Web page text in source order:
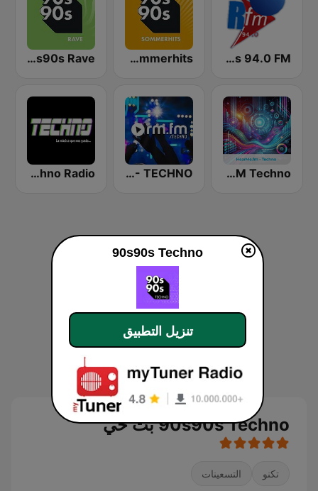
RFM Radio Futurs Medias 94.0 FM
90s 90s Sommerhits
90s90s Rave
hearMe.FM Techno
RauteMusik - TECHNO
Techno Radio
90s90s Techno بث حي
تكنو التسعينات
90s90s Techno
تنزيل التطبيق